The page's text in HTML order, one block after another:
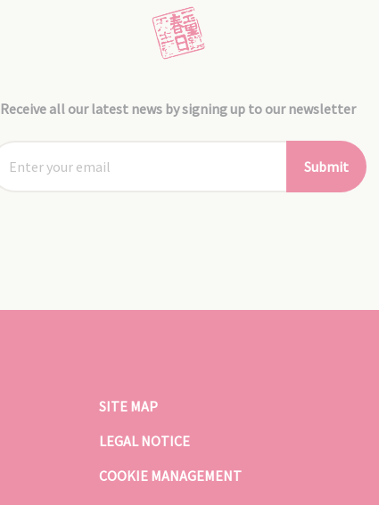
Receive all our latest news by signing up to our newsletter
Submit
SITE MAP
LEGAL NOTICE
COOKIE MANAGEMENT